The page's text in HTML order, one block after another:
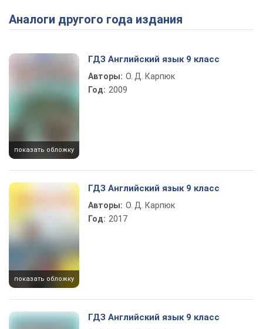
Аналоги другого года издания
показать обложку
ГДЗ Английский язык 9 класс
Авторы: О. Д. Карпюк
Год: 2009
показать обложку
ГДЗ Английский язык 9 класс
Авторы: О. Д. Карпюк
Год: 2017
ГДЗ Английский язык 9 класс